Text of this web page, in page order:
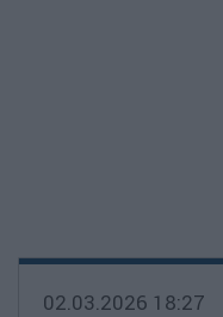
02.03.2026 18:27